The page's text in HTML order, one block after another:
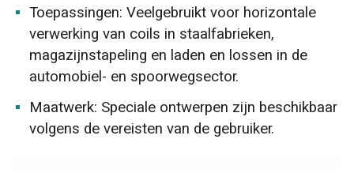
Toepassingen: Veelgebruikt voor horizontale
verwerking van coils in staalfabrieken,
magazijnstapeling en laden en lossen in de
automobiel- en spoorwegsector.
Maatwerk: Speciale ontwerpen zijn beschikbaar
volgens de vereisten van de gebruiker.